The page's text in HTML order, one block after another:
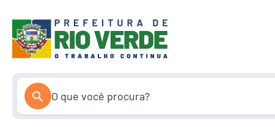
para
conteúdo